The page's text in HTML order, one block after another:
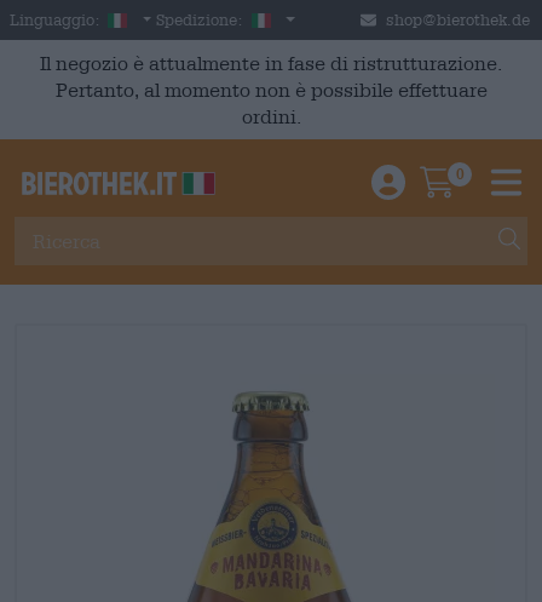
Skip to main content
Linguaggio: Italian
Spedizione: Italia shop@bierothek.de
Il negozio è attualmente in fase di ristrutturazione.
Pertanto, al momento non è possibile effettuare
ordini.
Einloggen /
0